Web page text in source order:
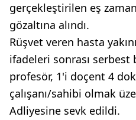
gerçekleştirilen eş
gözaltına alındı.
Rüşvet veren hasta
ifadeleri sonrası serbest
profesör, 1'i doçent 4
çalışanı/sahibi olmak
Adliyesine sevk edildi.